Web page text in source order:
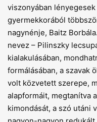
viszonyában
gyermekkorából
nagynénje, Baitz
nevez – Pilinszky
kialakulásában,
formálásában, a szavak
volt közvetett szerepe,
alapformáit, megtanítva
kimondását, a szó utáni